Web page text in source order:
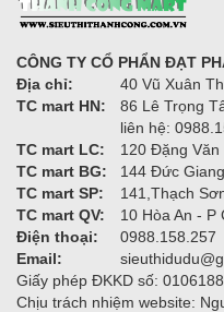
CÔNG TY CỔ PHẨN ĐẠT
Địa chỉ:
40 Vũ Xuân
TC mart HN:
86 Lê Trọng
liên hệ:
TC mart LC:
120 Đặng
TC mart BG:
144 Đức
TC mart SP:
141,Thạch
TC mart QV:
10 Hòa An - P
Điện thoại:
0988.158.257
Email:
Giấy phép ĐKKD số:
Chịu trách nhiệm website: